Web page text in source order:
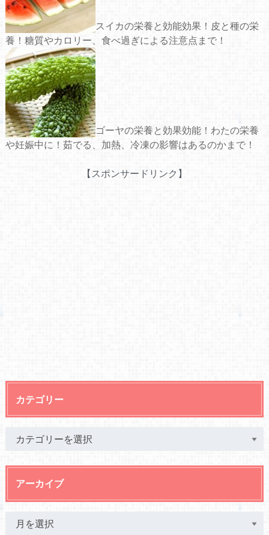
スイカの栄養と効能効果！皮と種の栄
養！糖質やカロリー、食べ過ぎによる注意点まで！
ゴーヤの栄養と効果効能！わたの栄養
や妊娠中に！茹でる、加熱、冷凍の影響はあるのかまで！
【スポンサードリンク】
カテゴリー
アーカイブ